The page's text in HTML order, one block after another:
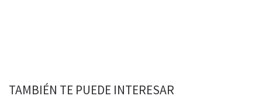
TAMBIÉN TE PUEDE INTERESAR